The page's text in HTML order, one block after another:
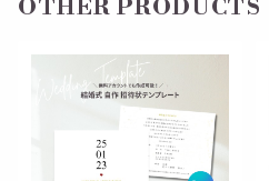
OTHER PRODUCTS